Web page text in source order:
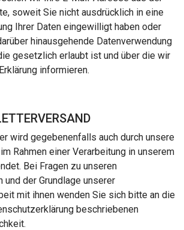
soweit Sie nicht ausdrücklich in eine
Ihrer Daten eingewilligt haben oder
hinausgehende Datenverwendung
gesetzlich erlaubt ist und über die wir
informieren.
wird gegebenenfalls auch durch unsere
Rahmen einer Verarbeitung in unserem
Bei Fragen zu unseren
und der Grundlage unserer
mit ihnen wenden Sie sich bitte an die
beschriebenen